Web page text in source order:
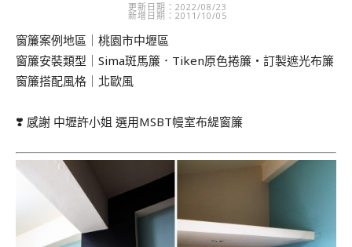
更新日期：2022/08/23
新增日期：2011/10/05
窗簾案例地區｜桃園市中壢區
窗簾安裝類型｜Sima斑馬簾．Tiken原色捲簾・訂製遮光布簾
窗簾搭配風格｜北歐風
❣️ 感謝 中壢許小姐 選用MSBT幔室布緹窗簾